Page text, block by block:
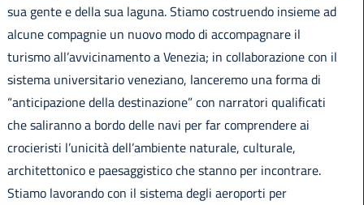
sua gente e della sua laguna. Stiamo costruendo insieme ad
alcune compagnie un nuovo modo di accompagnare il
turismo all’avvicinamento a Venezia; in collaborazione con il
sistema universitario veneziano, lanceremo una forma di
“anticipazione della destinazione” con narratori qualificati
che saliranno a bordo delle navi per far comprendere ai
crocieristi l’unicità dell’ambiente naturale, culturale,
architettonico e paesaggistico che stanno per incontrare.
Stiamo lavorando con il sistema degli aeroporti per